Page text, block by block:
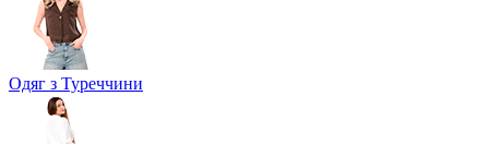
Одяг з Туреччини